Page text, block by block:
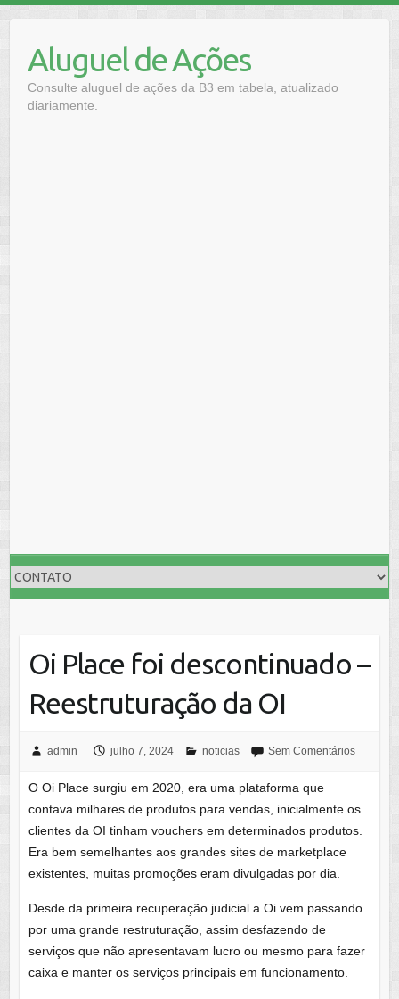
contentAluguel de Ações
Consulte aluguel de ações da B3 em tabela, atualizado
diariamente.
Oi Place foi descontinuado –
Reestruturação da OI
admin julho 7, 2024 noticias Sem Comentários
O Oi Place surgiu em 2020, era uma plataforma que
contava milhares de produtos para vendas, inicialmente os
clientes da OI tinham vouchers em determinados produtos.
Era bem semelhantes aos grandes sites de marketplace
existentes, muitas promoções eram divulgadas por dia.
Desde da primeira recuperação judicial a Oi vem passando
por uma grande restruturação, assim desfazendo de
serviços que não apresentavam lucro ou mesmo para fazer
caixa e manter os serviços principais em funcionamento.